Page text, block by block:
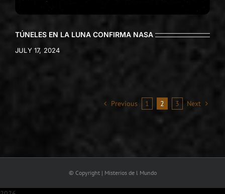
TÚNELES EN LA LUNA CONFIRMA NASA
JULY 17, 2024
Previous 1 2 3 Next
© Copyright | Misterios de l Mundo